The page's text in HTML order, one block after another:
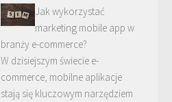
Jak wykorzystać
marketing mobile app w
branży e-commerce?
W dzisiejszym świecie e-
commerce, mobilne aplikacje
stają się kluczowym narzędziem